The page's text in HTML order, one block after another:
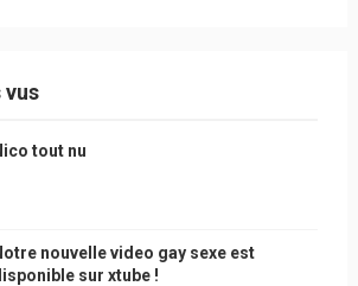
vus
tout nu
nouvelle video gay sexe est
sur xtube !